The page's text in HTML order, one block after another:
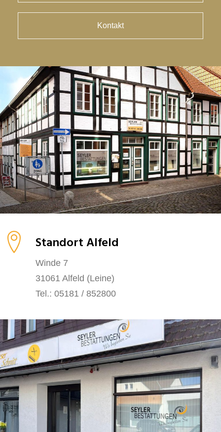
Kontakt
Standort Alfeld
Winde 7
31061 Alfeld (Leine)
Tel.: 05181 / 852800